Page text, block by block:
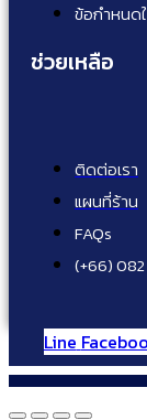
ข้อกำหนด
ช่วยเหลือ
ติดต่อเรา
แผนที่ร้าน
FAQs
(+66)
Line